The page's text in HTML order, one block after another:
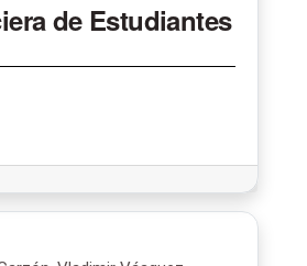
de Estudiantes